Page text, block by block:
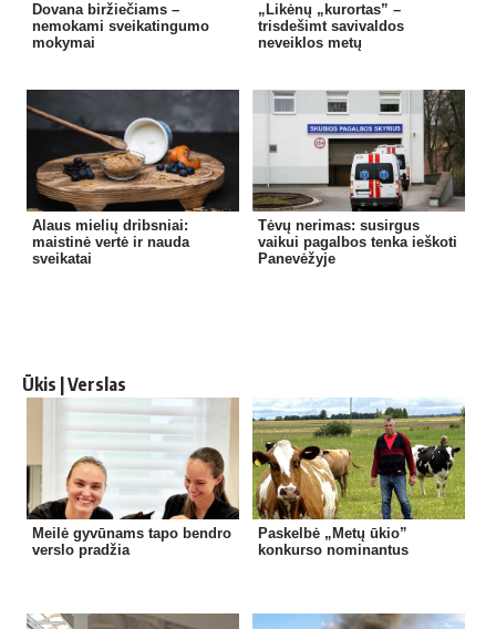
Dovana biržiečiams –
nemokami sveikatingumo
mokymai
„Likėnų „kurortas” –
trisdešimt savivaldos
neveiklos metų
Alaus mielių dribsniai:
maistinė vertė ir nauda
sveikatai
Tėvų nerimas: susirgus
vaikui pagalbos tenka ieškoti
Panevėžyje
Ūkis | Verslas
Meilė gyvūnams tapo bendro
verslo pradžia
Paskelbė „Metų ūkio”
konkurso nominantus